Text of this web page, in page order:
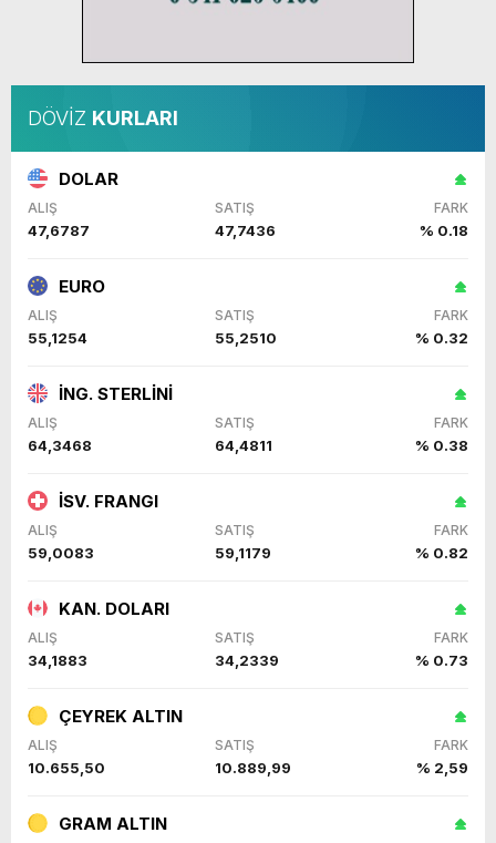
DÖVİZ KURLARI
DOLAR
ALIŞ SATIŞ FARK
47,6787 47,7436 % 0.18
EURO
ALIŞ SATIŞ FARK
55,1254 55,2510 % 0.32
İNG. STERLİNİ
ALIŞ SATIŞ FARK
64,3468 64,4811 % 0.38
İSV. FRANGI
ALIŞ SATIŞ FARK
59,0083 59,1179 % 0.82
KAN. DOLARI
ALIŞ SATIŞ FARK
34,1883 34,2339 % 0.73
ÇEYREK ALTIN
ALIŞ SATIŞ FARK
10.655,50 10.889,99 % 2,59
GRAM ALTIN